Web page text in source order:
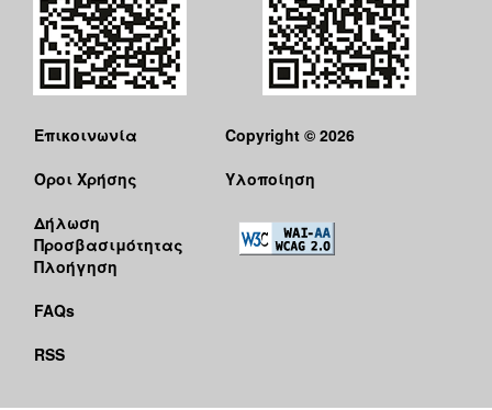
Επικοινωνία
Όροι Χρήσης
Δήλωση
Προσβασιμότητας
Πλοήγηση
FAQs
RSS
Copyright © 2026
Υλοποίηση